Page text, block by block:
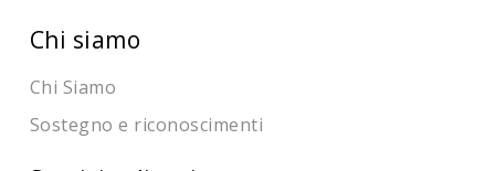
Chi siamo
Chi Siamo
Sostegno e riconoscimenti